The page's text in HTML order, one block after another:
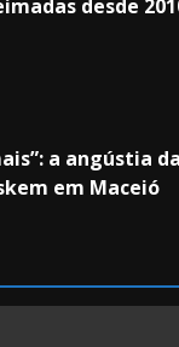
desde
a angústia
em Maceió